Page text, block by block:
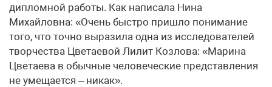
дипломной работы. Как написала Нина
Михайловна: «Очень быстро пришло понимание
того, что точно выразила одна из исследователей
творчества Цветаевой Лилит Козлова: «Марина
Цветаева в обычные человеческие представления
не умещается – никак».